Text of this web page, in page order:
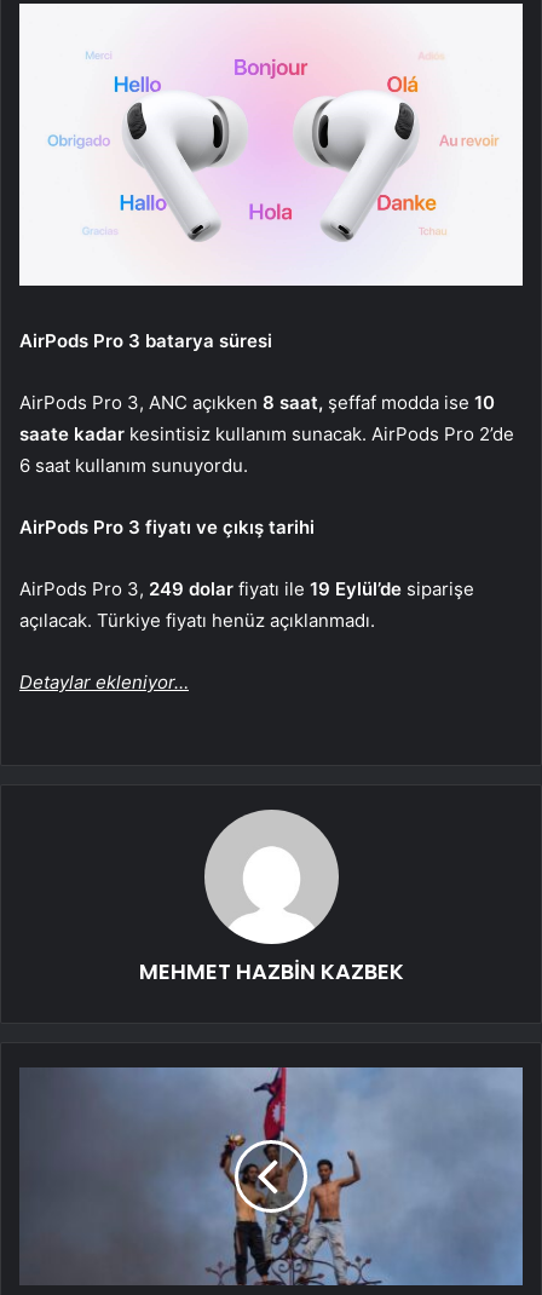
AirPods Pro 3 batarya süresi
AirPods Pro 3, ANC açıkken 8 saat, şeffaf modda ise 10
saate kadar kesintisiz kullanım sunacak. AirPods Pro 2’de
6 saat kullanım sunuyordu.
AirPods Pro 3 fiyatı ve çıkış tarihi
AirPods Pro 3, 249 dolar fiyatı ile 19 Eylül’de siparişe
açılacak. Türkiye fiyatı henüz açıklanmadı.
Detaylar ekleniyor…
MEHMET HAZBİN KAZBEK